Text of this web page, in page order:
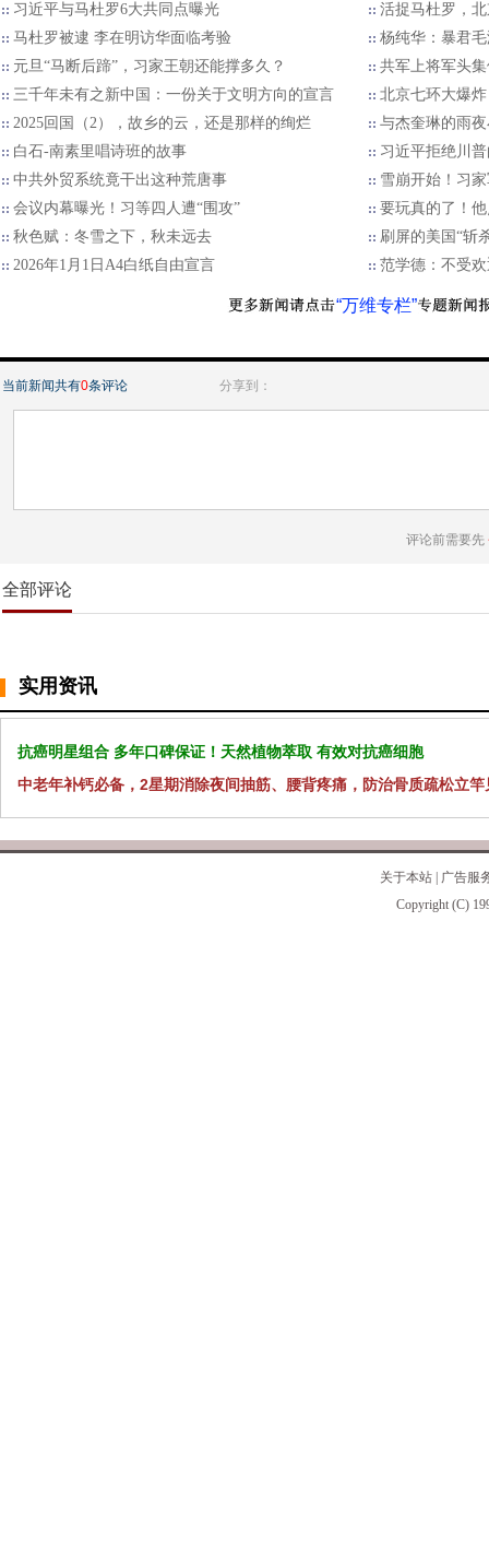
习近平与马杜罗6大共同点曝光
活捉马杜罗，
马杜罗被逮 李在明访华面临考验
杨纯华：暴君
元旦“马断后蹄”，习家王朝还能撑多久？
共军上将军头
三千年未有之新中国：一份关于文明方向的宣言
北京七环大爆
2025回国（2），故乡的云，还是那样的绚烂
与杰奎琳的雨
白石-南素里唱诗班的故事
习近平拒绝川普
中共外贸系统竟干出这种荒唐事
雪崩开始！习
会议内幕曝光！习等四人遭“围攻”
要玩真的了！
秋色赋：冬雪之下，秋未远去
刷屏的美国“斩
2026年1月1日A4白纸自由宣言
范学德：不受
“万维专栏”
当前新闻共有0条评论 分享到：
评论前需要先
全部评论
实用资讯
抗癌明星组合 多年口碑保证！天然植物萃取 有效对抗癌细胞
中老年补钙必备，2星期消除夜间抽筋、腰背疼痛，防治骨质疏松立竿
关于本站
广告服
Copyright (C)